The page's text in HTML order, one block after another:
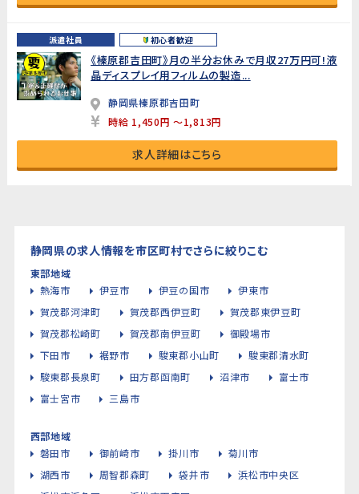
派遣社員 初心者歓迎
《榛原郡吉田町》月の半分お休みで月収27万円可!液
晶ディスプレイ用フィルムの製造...
静岡県榛原郡吉田町
時給 1,450円 ～1,813円
求人詳細はこちら
静岡県の求人情報を市区町村でさらに絞りこむ
東部地域
熱海市
伊豆市 伊豆の国市
伊東市
賀茂郡河津町
賀茂郡西伊豆町
賀茂郡東伊豆町
賀茂郡松崎町
賀茂郡南伊豆町
御殿場市
下田市
裾野市 駿東郡小山町
駿東郡清水町
駿東郡長泉町
田方郡函南町 沼津市
富士市
富士宮市
三島市
西部地域
磐田市
御前崎市 掛川市
菊川市
湖西市
周智郡森町 袋井市
浜松市中央区